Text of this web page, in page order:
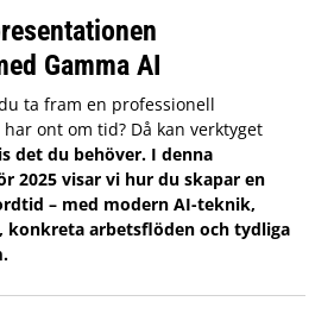
Gamma AI
ta fram en professionell
ont om tid? Då kan verktyget
det du behöver. I denna
2025 visar vi hur du skapar en
– med modern AI-teknik,
konkreta arbetsflöden och tydliga